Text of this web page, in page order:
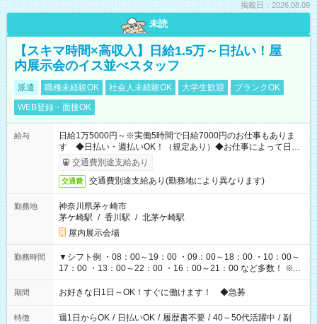
掲載日：2026.08.09
未読
【スキマ時間×高収入】日給1.5万～日払い！屋
内展示会のイス並べスタッフ
派遣 職種未経験OK 社会人未経験OK 大学生歓迎
ブランクOK
WEB登録・面接OK
給与
日給1万5000円～※実働5時間で日給7000円のお仕事もありま
す ◆日払い・週払いOK！（規定あり）◆お仕事によって日給
も異なります
交通費別途支給あり
交通費 交通費別途支給あり(勤務地により異なります)
勤務地
神奈川県茅ヶ崎市
茅ケ崎駅 / 香川駅 / 北茅ケ崎駅
屋内展示会場
勤務時間
▼シフト例 ・08：00～19：00 ・09：00～18：00 ・10：00～
17：00 ・13：00～22：00 ・16：00～21：00 など多数！ ※お
仕事により勤務時間が異なります
期間 お好きな日1日～OK！すぐに働けます！ ◆急募
特徴 週1日からOK / 日払いOK / 履歴書不要 / 40～50代活躍中 / 副